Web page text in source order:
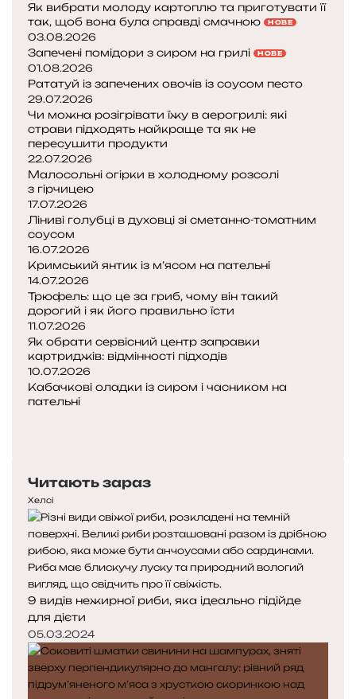
Як вибрати молоду картоплю та приготувати її
так, щоб вона була справді смачною
НОВЕ
03.08.2026
Запечені помідори з сиром на грилі НОВЕ
01.08.2026
Рататуй із запечених овочів із соусом песто
29.07.2026
Чи можна розігрівати їжу в аерогрилі: які
страви підходять найкраще та як не
пересушити продукти
22.07.2026
Малосольні огірки в холодному розсолі
з гірчицею
17.07.2026
Ліниві голубці в духовці зі сметанно-томатним
соусом
16.07.2026
Кримський янтик із м’ясом на пательні
14.07.2026
Трюфель: що це за гриб, чому він такий
дорогий і як його правильно їсти
11.07.2026
Як обрати сервісний центр заправки
картриджів: відмінності підходів
10.07.2026
Кабачкові оладки із сиром і часником на
пательні
Читають зараз
Хелсі
9 видів нежирної риби, яка ідеально підійде
для дієти
05.03.2024